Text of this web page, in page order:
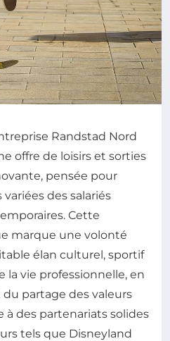
Randstad Nord
offre de loisirs et sorties
pensée pour
des salariés
Cette
marque une volonté
élan culturel, sportif
vie professionnelle, en
partage des valeurs
à des partenariats solides
tels que Disneyland